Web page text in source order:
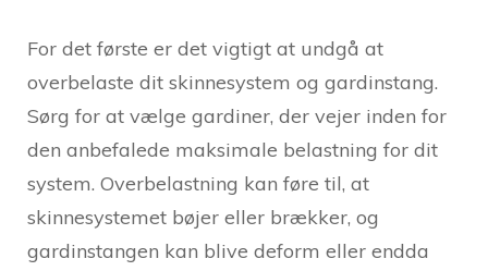
For det første er det vigtigt at undgå at
overbelaste dit skinnesystem og gardinstang.
Sørg for at vælge gardiner, der vejer inden for
den anbefalede maksimale belastning for dit
system. Overbelastning kan føre til, at
skinnesystemet bøjer eller brækker, og
gardinstangen kan blive deform eller endda